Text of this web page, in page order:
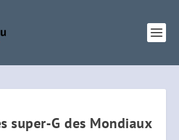
super-G des Mondiaux